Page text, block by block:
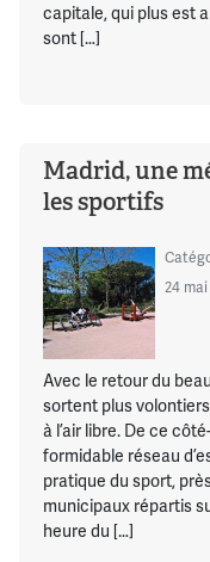
capitale, qui plus est
sont […]
Madrid, une
les sportifs
24 mai
Avec le retour du
sortent plus
à l’air libre. De ce
formidable réseau
pratique du sport,
municipaux répartis
heure du […]